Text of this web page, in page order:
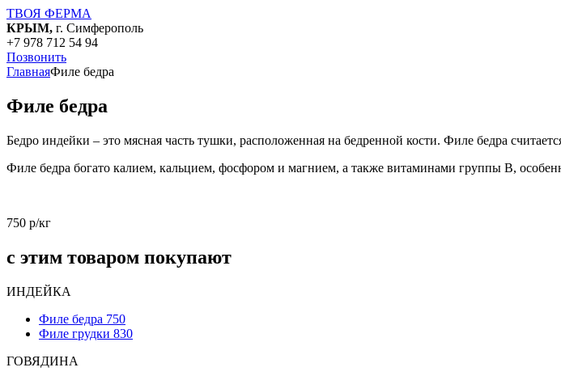
ТВОЯ ФЕРМА
КРЫМ, г. Симферополь
+7 978 712 54 94
Позвонить
ГлавнаяФиле бедра
Филе бедра
Бедро индейки – это мясная часть тушки, расположенная на бедренной кости. Филе бедра
Филе бедра богато калием, кальцием, фосфором и магнием, а также витаминами группы В,
750 р/кг
с этим товаром покупают
ИНДЕЙКА
Филе бедра 750
Филе грудки 830
ГОВЯДИНА